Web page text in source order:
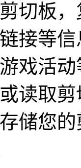
切板
接等
戏活
读取
储您